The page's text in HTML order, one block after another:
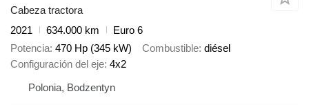
Cabeza tractora
2021
634.000 km
Euro 6
Potencia 470 Hp (345 kW) Combustible diésel
Configuración del eje 4x2
Polonia, Bodzentyn